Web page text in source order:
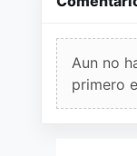
Aun no
primero